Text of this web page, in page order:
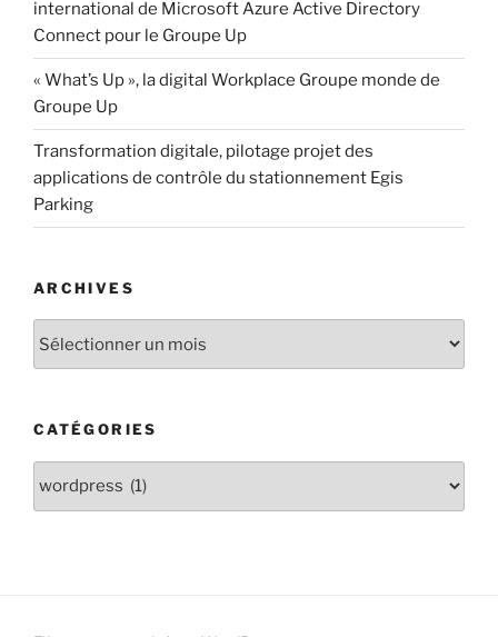
international de Microsoft Azure Active Directory
Connect pour le Groupe Up
« What’s Up », la digital Workplace Groupe monde de
Groupe Up
Transformation digitale, pilotage projet des
applications de contrôle du stationnement Egis
Parking
ARCHIVES
CATÉGORIES